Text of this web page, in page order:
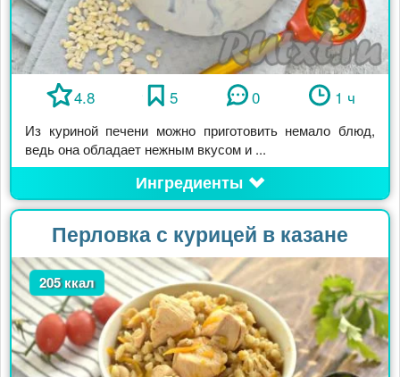
4.8 5 0 1 ч
Из куриной печени можно приготовить немало блюд,
ведь она обладает нежным вкусом и ...
Ингредиенты
Перловка с курицей в казане
205 ккал